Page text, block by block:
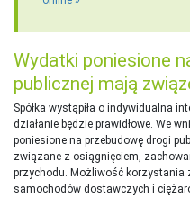
Wydatki poniesione
publicznej mają
Spółka wystąpiła o indywidualna
działanie będzie prawidłowe. We
poniesione na przebudowę drogi
związane z osiągnięciem,
przychodu. Możliwość korzystania
samochodów dostawczych i